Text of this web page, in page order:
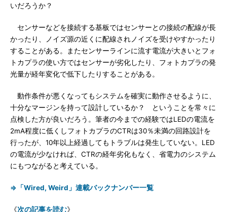
いだろうか？
センサーなどを接続する基板ではセンサーとの接続の配線が長
かったり、ノイズ源の近くに配線されノイズを受けやすかったり
することがある。またセンサーラインに流す電流が大きいとフォ
トカプラの使い方ではセンサーが劣化したり、フォトカプラの発
光量が経年変化で低下したりすることがある。
動作条件が悪くなってもシステムを確実に動作させるように、
十分なマージンを持って設計しているか？ ということを常々に
点検した方が良いだろう。筆者の今までの経験ではLEDの電流を
2mA程度に低くしフォトカプラのCTRは30％未満の回路設計を
行ったが、10年以上経過してもトラブルは発生していない。LED
の電流が少なければ、CTRの経年劣化もなく、省電力のシステム
にもつながると考えている。
⇒「Wired, Weird」連載バックナンバー一覧
《次の記事を読む》